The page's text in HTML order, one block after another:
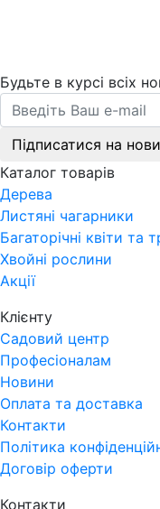
Будьте в курсі всіх
Підписатися на
Каталог товарів
Дерева
Листяні чагарники
Багаторічні квіти та
Хвойні рослини
Акції
Клієнту
Садовий центр
Професіоналам
Новини
Оплата та доставка
Контакти
Політика
Договір оферти
Контакти